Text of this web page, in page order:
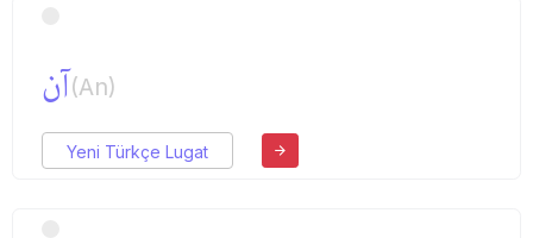
آن(An)
Yeni Türkçe Lugat